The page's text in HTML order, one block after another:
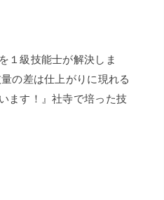
１級技能士が解決しま
の差は仕上がりに現れる
ます！』社寺で培った技